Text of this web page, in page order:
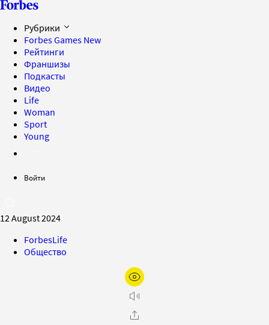
Рубрики
Forbes Games New
Рейтинги
Франшизы
Подкасты
Видео
Life
Woman
Sport
Young
Войти
12 August 2024
ForbesLife
Общество